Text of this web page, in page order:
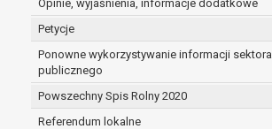
Opinie, wyjaśnienia, informacje dodatkowe
Petycje
Ponowne wykorzystywanie informacji sektora
publicznego
Powszechny Spis Rolny 2020
Referendum lokalne